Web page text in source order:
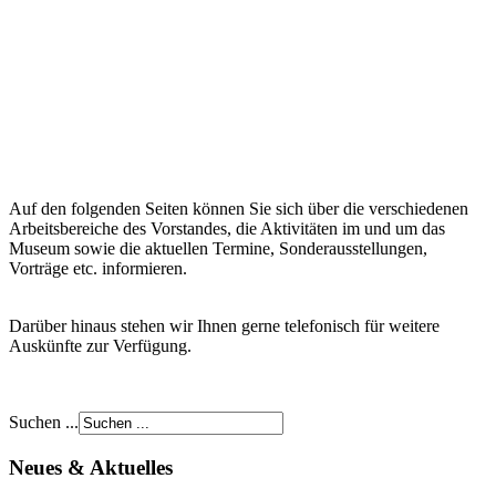
Auf den folgenden Seiten können Sie sich über die verschiedenen
Arbeitsbereiche des Vorstandes, die Aktivitäten im und um das
Museum sowie die aktuellen Termine, Sonderausstellungen,
Vorträge etc. informieren.
Darüber hinaus stehen wir Ihnen gerne telefonisch für weitere
Auskünfte zur Verfügung.
Suchen ...
Neues & Aktuelles